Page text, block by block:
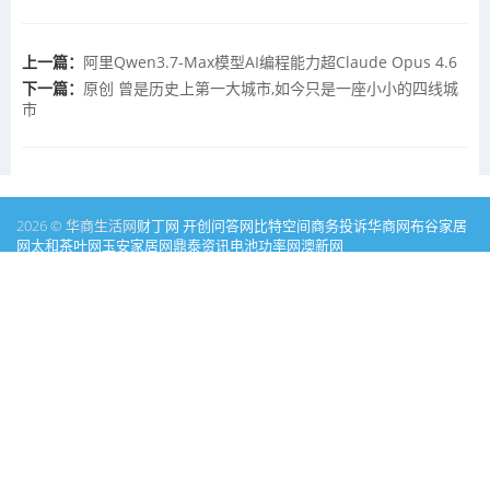
上一篇： 阿里Qwen3.7-Max模型AI编程能力超Claude Opus 4.6
下一篇： 原创 曾是历史上第一大城市,如今只是一座小小的四线城
市
2026 © 华商生活网财丁网 开创问答网比特空间商务投诉华商网布谷家居
网太和茶叶网玉安家居网鼎泰资讯电池功率网澳新网